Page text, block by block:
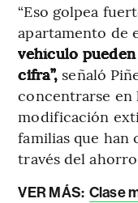
“Eso golpea
apartamento de
vehículo
cifra”, señaló
concentrarse en
modificación
familias que
través del
VER MÁS: Clase